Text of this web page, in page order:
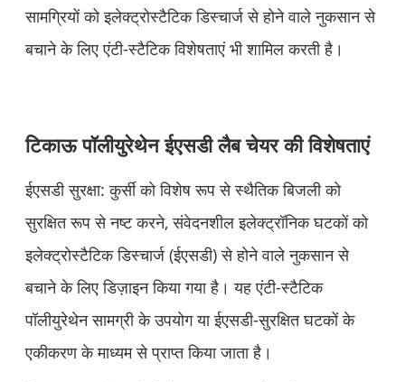
सामग्रियों को इलेक्ट्रोस्टैटिक डिस्चार्ज से होने वाले नुकसान से
बचाने के लिए एंटी-स्टैटिक विशेषताएं भी शामिल करती है।
टिकाऊ पॉलीयुरेथेन ईएसडी लैब चेयर की विशेषताएं
ईएसडी सुरक्षा: कुर्सी को विशेष रूप से स्थैतिक बिजली को
सुरक्षित रूप से नष्ट करने, संवेदनशील इलेक्ट्रॉनिक घटकों को
इलेक्ट्रोस्टैटिक डिस्चार्ज (ईएसडी) से होने वाले नुकसान से
बचाने के लिए डिज़ाइन किया गया है। यह एंटी-स्टैटिक
पॉलीयुरेथेन सामग्री के उपयोग या ईएसडी-सुरक्षित घटकों के
एकीकरण के माध्यम से प्राप्त किया जाता है।